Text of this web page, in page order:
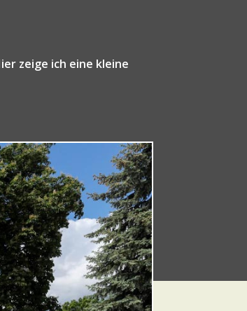
zeige ich eine kleine